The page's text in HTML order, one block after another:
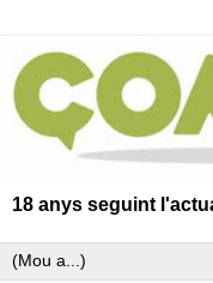
18 anys seguint